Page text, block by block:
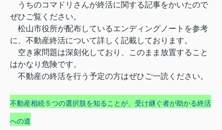
うちのコマドリさんが終活に関する記事をかいたので
ぜひご覧ください。
松山市役所が配布しているエンディングノートを参考
に、不動産終活について詳しく記載しております。
空き家問題は深刻化しており、このまま放置すること
はかなり危険です。
不動産の終活を行う予定の方はぜひご一読ください。
不動産相続５つの選択肢を知ることが、受け継ぐ者が助かる終活
への道